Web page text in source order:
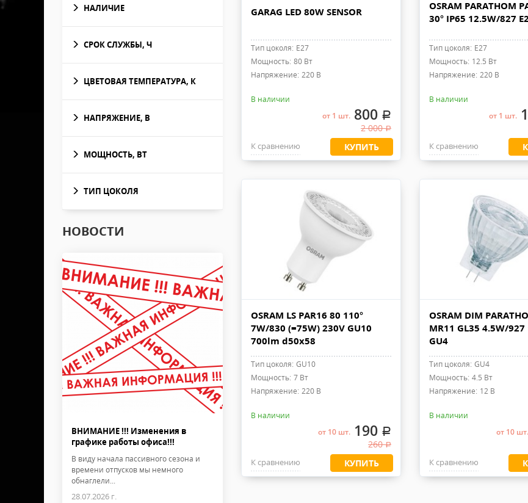
НАЛИЧИЕ
СРОК СЛУЖБЫ, Ч
ЦВЕТОВАЯ ТЕМПЕРАТУРА, К
НАПРЯЖЕНИЕ, В
МОЩНОСТЬ, ВТ
ТИП ЦОКОЛЯ
НОВОСТИ
ВНИМАНИЕ !!! Изменения в
графике работы офиса!!!
В виду начала пассивного сезона и
времени отпусков мы немного
обнаглели...
28.07.2026 г.
GARAG LED 80W SENSOR
Тип цоколя: E27
Мощность: 80 Вт
Напряжение: 220 В
В наличии
от 1 шт.800 .
2 000.
К сравнению КУПИТЬ
OSRAM PARATHOM
30° IP65 12.5W/827
Тип цоколя: E27
Мощность: 12.5 Вт
Напряжение: 220 В
В наличии
от 1 шт.
К сравнению
OSRAM LS PAR16 80 110°
7W/830 (=75W) 230V GU10
700lm d50x58
Тип цоколя: GU10
Мощность: 7 Вт
Напряжение: 220 В
В наличии
от 10 шт.190 .
260.
К сравнению КУПИТЬ
OSRAM DIM
MR11 GL35 4.5W/927
GU4
Тип цоколя: GU4
Мощность: 4.5 Вт
Напряжение: 12 В
В наличии
от 10 шт.
К сравнению